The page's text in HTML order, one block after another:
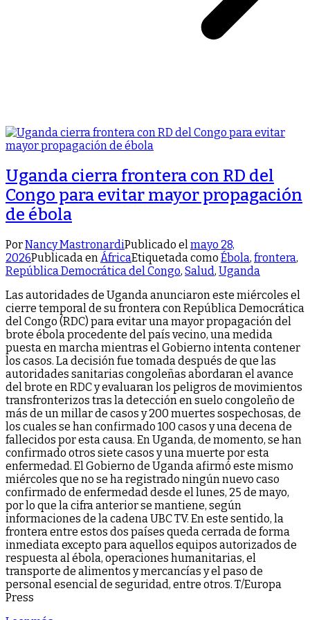
Uganda cierra frontera con RD del
Congo para evitar mayor propagación
de ébola
PorNancy MastronardiPublicado el mayo 28,
2026Publicada en ÁfricaEtiquetada como Ébola, frontera,
República Democrática del Congo, Salud, Uganda
Las autoridades de Uganda anunciaron este miércoles el
cierre temporal de su frontera con República Democrática
del Congo (RDC) para evitar una mayor propagación del
brote ébola procedente del país vecino, una medida
puesta en marcha mientras el Gobierno intenta contener
los casos. La decisión fue tomada después de que las
autoridades sanitarias congoleñas abordaran el avance
del brote en RDC y evaluaran los peligros de movimientos
transfronterizos tras la detección en suelo congoleño de
más de un millar de casos y 200 muertes sospechosas, de
los cuales se han confirmado 100 casos y una decena de
fallecidos por esta causa. En Uganda, de momento, se han
confirmado otros siete casos y una muerte por esta
enfermedad. El Gobierno de Uganda afirmó este mismo
miércoles que no se ha registrado ningún nuevo caso
confirmado de enfermedad desde el lunes, 25 de mayo,
por lo que la cifra anterior se mantiene, según
informaciones de la cadena UBC TV. En este sentido, la
frontera entre estos dos países queda cerrada de forma
inmediata excepto para aquellos equipos autorizados de
respuesta al ébola, operaciones humanitarias, el
transporte de alimentos y mercancías y el paso de
personal esencial de seguridad, entre otros. T/Europa
Press